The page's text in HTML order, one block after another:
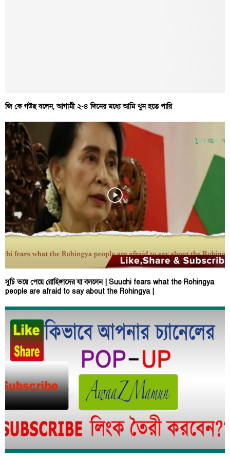
জি কে গউছ বলেন, আগামী ২-৪ দিনের মধ্যে আমি খুন হতে পারি
সুচি ভয়ে পেয়ে রোহিঙ্গাদের যা বললেন | Suuchi fears what the Rohingya
people are afraid to say about the Rohingya |